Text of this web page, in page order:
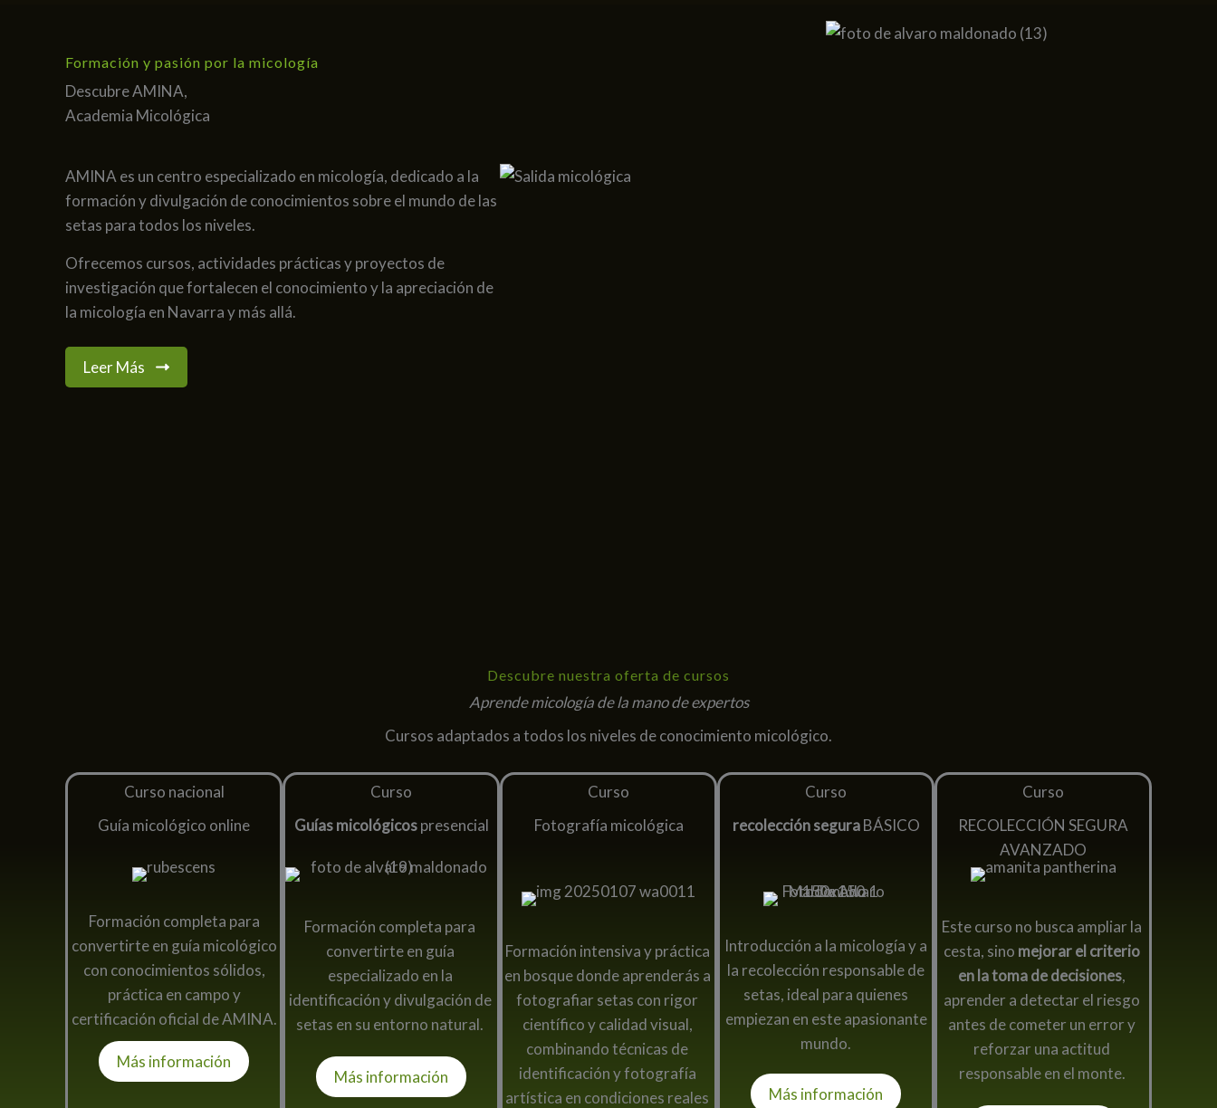
Formación y pasión por la micología
Descubre AMINA,
Academia Micológica
AMINA es un centro especializado en micología, dedicado a la
formación y divulgación de conocimientos sobre el mundo de las
setas para todos los niveles.
Ofrecemos cursos, actividades prácticas y proyectos de
investigación que fortalecen el conocimiento y la apreciación de
la micología en Navarra y más allá.
Leer Más
Descubre nuestra oferta de cursos
Aprende micología de la mano de expertos
Cursos adaptados a todos los niveles de conocimiento micológico.
Curso nacional
Guía micológico online
Formación completa para
convertirte en guía micológico
con conocimientos sólidos,
práctica en campo y
certificación oficial de AMINA.
Más información
Curso
Guías micológicospresencial
Formación completa para
convertirte en guía
especializado en la
identificación y divulgación de
setas en su entorno natural.
Más información
Curso
Fotografía micológica
Formación intensiva y práctica
en bosque donde aprenderás a
fotografiar setas con rigor
científico y calidad visual,
combinando técnicas de
identificación y fotografía
artística en condiciones reales
Curso
recolección seguraBÁSICO
Introducción a la micología y a
la recolección responsable de
setas, ideal para quienes
empiezan en este apasionante
mundo.
Más información
Curso
RECOLECCIÓN SEGURA
AVANZADO
Este curso no busca ampliar la
cesta, sino mejorar el criterio
en la toma de decisiones,
aprender a detectar el riesgo
antes de cometer un error y
reforzar una actitud
responsable en el monte.